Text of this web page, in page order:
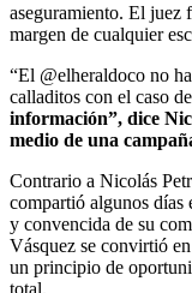
aseguramiento. El juez
margen de cualquier
“El @elheraldoco no
calladitos con el caso
información”, dice
medio de una
Contrario a Nicolás
compartió algunos días
y convencida de su
Vásquez se convirtió
un principio de
total.